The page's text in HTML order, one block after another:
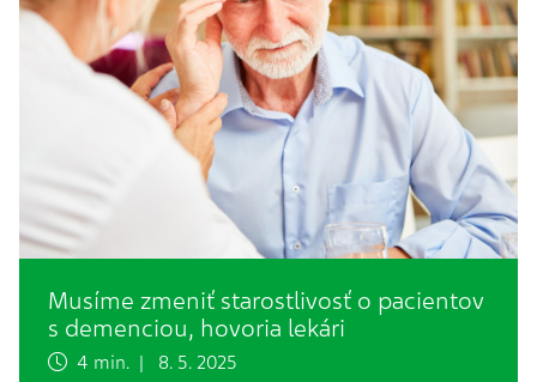
Musíme zmeniť starostlivosť o pacientov
s demenciou, hovoria lekári
4 min. | 8. 5. 2025